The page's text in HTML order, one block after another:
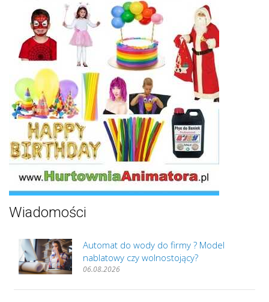
Wiadomości
Automat do wody do firmy ? Model
nablatowy czy wolnostojący?
06.08.2026